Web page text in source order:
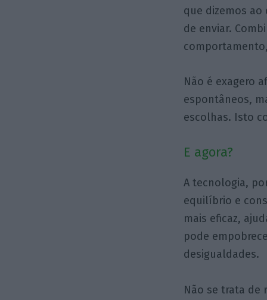
que dizemos ao
de enviar.
Não é exagero
espontâneos,
escolhas. Isto
E agora?
A tecnologia,
equilíbrio e
mais eficaz,
pode
desigualdades.
Não se trata de